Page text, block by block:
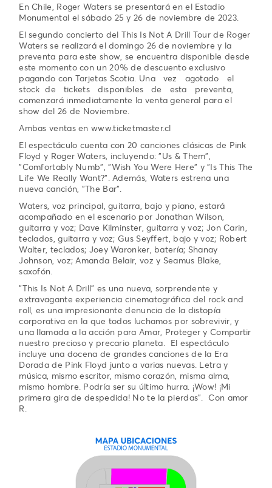
En Chile, Roger Waters se presentará en el Estadio
Monumental el sábado 25 y 26 de noviembre de 2023.
El segundo concierto del This Is Not A Drill Tour de Roger
Waters se realizará el domingo 26 de noviembre y la
preventa para este show, se encuentra disponible desde
este momento con un 20% de descuento exclusivo
pagando con Tarjetas Scotia. Una vez agotado el
stock de tickets disponibles de esta preventa,
comenzará inmediatamente la venta general para el
show del 26 de Noviembre.
Ambas ventas en www.ticketmaster.cl
El espectáculo cuenta con 20 canciones clásicas de Pink
Floyd y Roger Waters, incluyendo: "Us & Them",
"Comfortably Numb", "Wish You Were Here" y "Is This The
Life We Really Want?". Además, Waters estrena una
nueva canción, "The Bar".
Waters, voz principal, guitarra, bajo y piano, estará
acompañado en el escenario por Jonathan Wilson,
guitarra y voz; Dave Kilminster, guitarra y voz; Jon Carin,
teclados, guitarra y voz; Gus Seyffert, bajo y voz; Robert
Walter, teclados; Joey Waronker, batería; Shanay
Johnson, voz; Amanda Belair, voz y Seamus Blake,
saxofón.
"This Is Not A Drill" es una nueva, sorprendente y
extravagante experiencia cinematográfica del rock and
roll, es una impresionante denuncia de la distopía
corporativa en la que todos luchamos por sobrevivir, y
una llamada a la acción para Amar, Proteger y Compartir
nuestro precioso y precario planeta. El espectáculo
incluye una docena de grandes canciones de la Era
Dorada de Pink Floyd junto a varias nuevas. Letra y
música, mismo escritor, mismo corazón, misma alma,
mismo hombre. Podría ser su último hurra. ¡Wow! ¡Mi
primera gira de despedida! No te la pierdas". Con amor
R.